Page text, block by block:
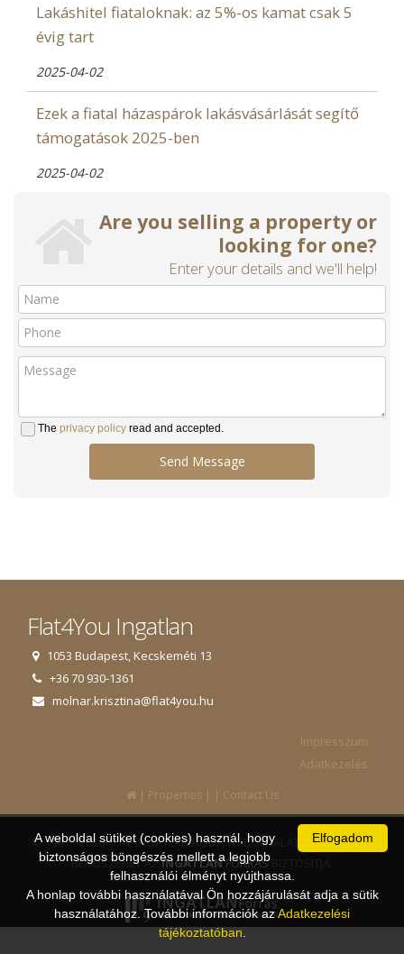
Lakáshitel fiataloknak: az 5%-os kamat csak 5
évig tart
2025-04-02
Ezek a fiatal házaspárok lakásvásárlását segítő
támogatások 2025-ben
2025-04-02
Are you selling a property or
looking for one?
Enter your details and we'll help!
The privacy policy read and accepted.
Send Message
Flat4You Ingatlan
1053 Budapest, Kecskeméti 13
+36 70 930-1361
molnar.krisztina@flat4you.hu
Impresszum
Adatkezelés
| Properties| | Contact Us
© 1997 - 2026 AZ INGATLANIRODA WEBOLDALÁT ÉS ÜGYVITELI
RENDSZERÉT AZINGATLANFORRÁSBIZTOSÍTJA.
Elfogadom
A weboldal sütiket (cookies) használ, hogy
biztonságos böngészés mellett a legjobb
felhasználói élményt nyújthassa.
A honlap további használatával Ön hozzájárulását adja a sütik
használatához. További információk azAdatkezelési
tájékoztatóban